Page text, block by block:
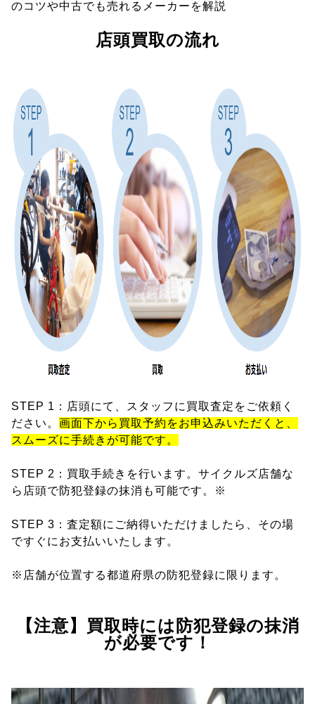
のコツや中古でも売れるメーカーを解説
店頭買取の流れ
STEP 1：店頭にて、スタッフに買取査定をご依頼く
ださい。 画面下から買取予約をお申込みいただくと、
スムーズに手続きが可能です。
STEP 2：買取手続きを行います。サイクルズ店舗な
ら店頭で防犯登録の抹消も可能です。※
STEP 3：査定額にご納得いただけましたら、その場
ですぐにお支払いいたします。
※店舗が位置する都道府県の防犯登録に限ります。
【注意】買取時には防犯登録の抹消
が必要です！